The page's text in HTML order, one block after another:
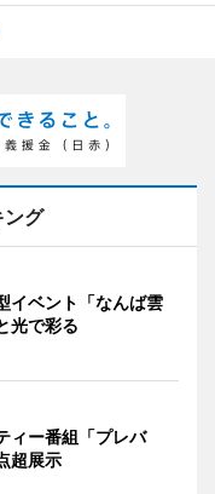
ング
イベント「なんば雲
光で彩る
ィー番組「プレバ
超展示